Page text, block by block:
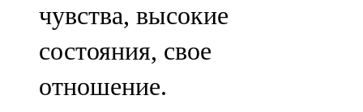
чувства, высокие
состояния, свое
отношение.